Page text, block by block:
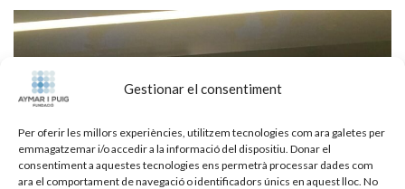
Gestionar el consentiment
Per oferir les millors experiències, utilitzem tecnologies com ara galetes per
emmagatzemar i/o accedir a la informació del dispositiu. Donar el
consentiment a aquestes tecnologies ens permetrà processar dades com
ara el comportament de navegació o identificadors únics en aquest lloc. No